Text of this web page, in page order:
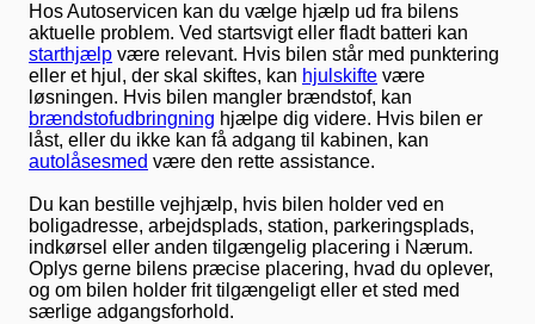
Hos Autoservicen kan du vælge hjælp ud fra bilens
aktuelle problem. Ved startsvigt eller fladt batteri kan
starthjælp være relevant. Hvis bilen står med punktering
eller et hjul, der skal skiftes, kan hjulskifte være
løsningen. Hvis bilen mangler brændstof, kan
brændstofudbringning hjælpe dig videre. Hvis bilen er
låst, eller du ikke kan få adgang til kabinen, kan
autolåsesmed være den rette assistance.
Du kan bestille vejhjælp, hvis bilen holder ved en
boligadresse, arbejdsplads, station, parkeringsplads,
indkørsel eller anden tilgængelig placering i Nærum.
Oplys gerne bilens præcise placering, hvad du oplever,
og om bilen holder frit tilgængeligt eller et sted med
særlige adgangsforhold.